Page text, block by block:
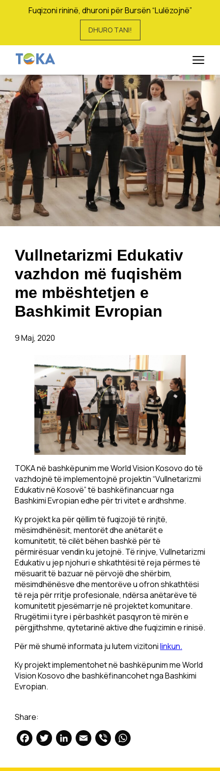
Fuqizoni rininë, dhuroni për Bursën “Lulëzojnë”
DHURO TANI!
Vullnetarizmi Edukativ
vazhdon më fuqishëm
me mbështetjen e
Bashkimit Evropian
9 Maj, 2020
TOKA në bashkëpunim me World Vision Kosovo do të
vazhdojnë të implementojnë projektin “Vullnetarizmi
Edukativ në Kosovë” të bashkëfinancuar nga
Bashkimi Evropian edhe për tri vitet e ardhshme.
Ky projekt ka për qëllim të fuqizojë të rinjtë,
mësimdhënësit, mentorët dhe anëtarët e
komunitetit, të cilët bëhen bashkë për të
përmirësuar vendin ku jetojnë. Të rinjve, Vullnetarizmi
Edukativ u jep njohuri e shkathtësi të reja përmes të
mësuarit të bazuar në përvojë dhe shërbim,
mësimdhënësve dhe mentorëve u ofron shkathtësi
të reja për rritje profesionale, ndërsa anëtarëve të
komunitetit pjesëmarrje në projektet komunitare.
Rrugëtimi i tyre i përbashkët pasqyron të mirën e
përgjithshme, qytetarinë aktive dhe fuqizimin e rinisë.
Për më shumë informata ju lutem vizitonilinkun.
Ky projekt implementohet në bashkëpunim me World
Vision Kosovo dhe bashkëfinancohet nga Bashkimi
Evropian.
Share:
Facebook
Twitter
LinkedIn
Email
Viber